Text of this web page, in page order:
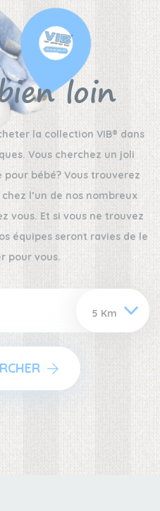
loin
la collection VIB® dans
Vous cherchez un joli
bébé? Vous trouverez
l’un de nos nombreux
vous. Et si vous ne trouvez
équipes seront ravies de le
pour vous.